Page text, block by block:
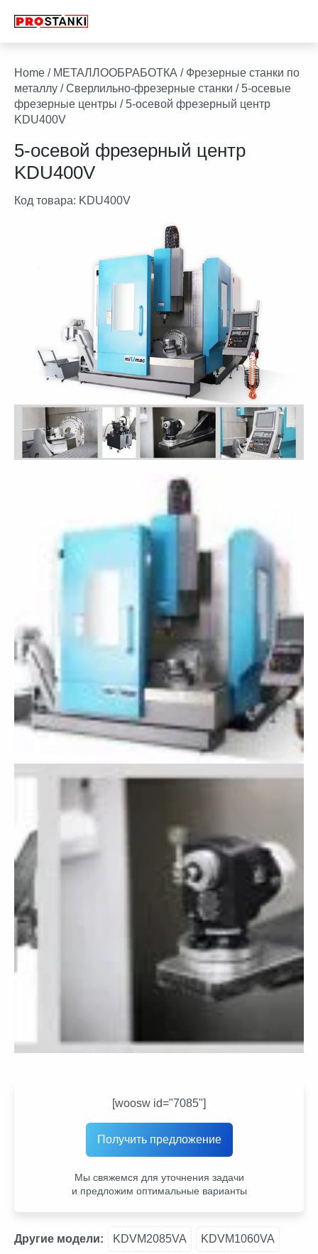
Home / МЕТАЛЛООБРАБОТКА / Фрезерные станки по
металлу /Сверлильно-фрезерные станки / 5-осевые
фрезерные центры / 5-осевой фрезерный центр
KDU400V
5-осевой фрезерный центр
KDU400V
Код товара: KDU400V
[woosw id="7085"]
Получить предложение
Мы свяжемся для уточнения задачи
и предложим оптимальные варианты
Другие модели: KDVM2085VA KDVM1060VA